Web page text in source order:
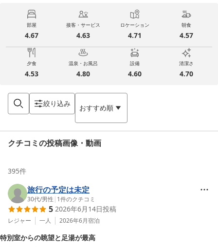
部屋
4.67
接客・サービス
4.63
ロケーション
4.71
朝食
4.57
夕食
4.53
温泉・お風呂
4.80
設備
4.60
清潔さ
4.70
絞り込み おすすめ順
クチコミの投稿画像・動画
395件
旅行の予定は未定
30代/男性 | 1件のクチコミ
5 2026年6月14日投稿
レジャー 一人 2026年6月宿泊
特別室からの眺望と足湯が最高